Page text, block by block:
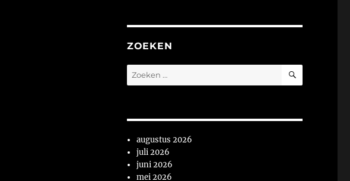
ZOEKEN
Zoeken
naar:
ZOEKEN
augustus 2026
juli 2026
juni 2026
mei 2026